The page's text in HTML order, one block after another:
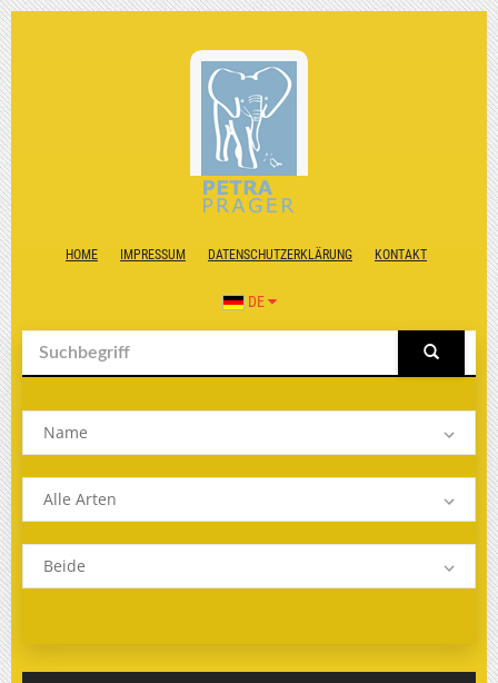
HOME IMPRESSUM DATENSCHUTZERKLÄRUNG KONTAKT
DE
Name
Alle Arten
Beide